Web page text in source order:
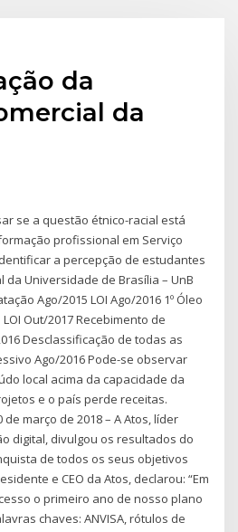
da
da
se a questão étnico-racial está
profissional em Serviço
a percepção de estudantes
da Universidade de Brasília – UnB
Ago/2015 LOI Ago/2016 1º Óleo
LOI Out/2017 Recebimento de
Desclassificação de todas as
Ago/2016 Pode-se observar
local acima da capacidade da
e o país perde receitas.
de março de 2018 – A Atos, líder
digital, divulgou os resultados do
de todos os seus objetivos
e CEO da Atos, declarou: “Em
o primeiro ano de nosso plano
chaves: ANVISA, rótulos de